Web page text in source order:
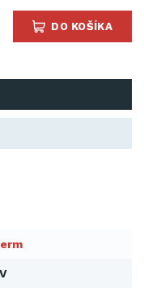
DO KOŠÍKA